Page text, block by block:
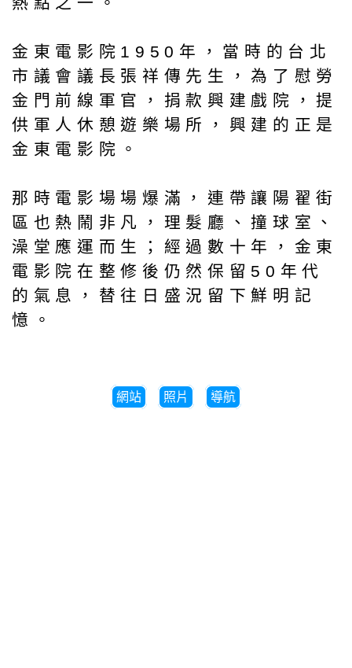
金東電影院1950年，當時的台北
市議會議長張祥傳先生，為了慰勞
金門前線軍官，捐款興建戲院，提
供軍人休憩遊樂場所，興建的正是
金東電影院。
那時電影場場爆滿，連帶讓陽翟街
區也熱鬧非凡，理髮廳、撞球室、
澡堂應運而生；經過數十年，金東
電影院在整修後仍然保留50年代
的氣息，替往日盛況留下鮮明記
憶。
網站 照片 導航